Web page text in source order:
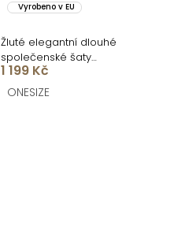
Vyrobeno v EU
Žluté elegantní dlouhé
společenské šaty
IRAKLION
1 199 Kč
ONESIZE